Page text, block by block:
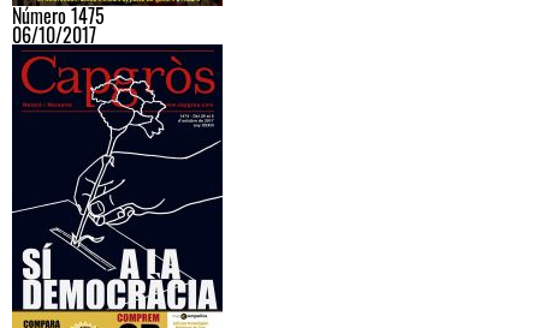
Número 1475
06/10/2017